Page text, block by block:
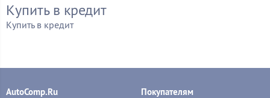
Купить в кредит
Купить в кредит
AutoComp.Ru Покупателям